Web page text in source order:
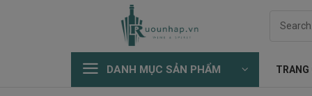
DANH MỤC SẢN PHẨM TRANG